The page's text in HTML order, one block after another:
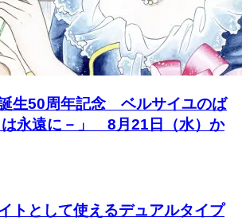
誕生50周年記念 ベルサイユのば
は永遠に－」 8月21日（水）か
トとして使えるデュアルタイプ